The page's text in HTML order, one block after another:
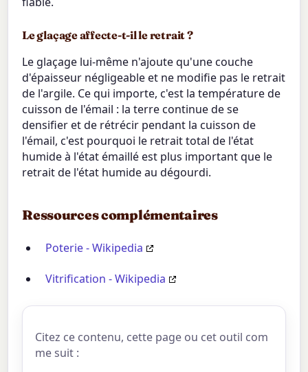
Le glaçage affecte-t-il le retrait ?
Le glaçage lui-même n'ajoute qu'une couche
d'épaisseur négligeable et ne modifie pas le retrait
de l'argile. Ce qui importe, c'est la température de
cuisson de l'émail : la terre continue de se
densifier et de rétrécir pendant la cuisson de
l'émail, c'est pourquoi le retrait total de l'état
humide à l'état émaillé est plus important que le
retrait de l'état humide au dégourdi.
Ressources complémentaires
Poterie - Wikipedia
Vitrification - Wikipedia
Citez ce contenu, cette page ou cet outil com
me suit :